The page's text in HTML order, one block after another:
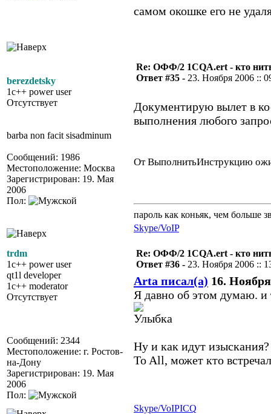
самом окошке его не
berezdetsky
1c++ power user
Отсутствует
barba non facit sisadminum
Сообщений: 1986
Местоположение: Москва
Зарегистрирован: 19. Мая
2006
Пол:
Re: ОФФ/2 1CQA.ert - кто
Ответ #35 - 23. Ноября 2006 ::
Документирую вылет в
выполнения любого
От ВыполнитьИнструкцию
пароль как коньяк, чем больше
Skype/VoIP
trdm
1c++ power user
qt1l developer
1c++ moderator
Отсутствует
Сообщений: 2344
Местоположение: г. Ростов-
на-Дону
Зарегистрирован: 19. Мая
2006
Пол:
Re: ОФФ/2 1CQA.ert - кто
Ответ #36 - 23. Ноября 2006 ::
Arta писал(а) 16.
Я давно об этом думаю. и
Ну и как идут изыскания?
To All, может кто
Skype/VoIPICQ